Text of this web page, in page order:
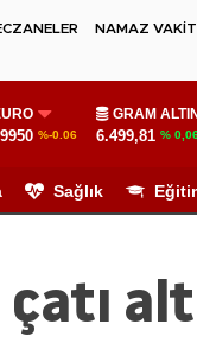
NAMAZ
%-0.06
GRAM ALTIN
6.499,81 %
Sağlık